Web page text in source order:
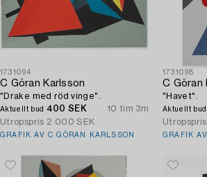
1731094
C Göran Karlsson
"Drake med röd vinge".
Aktuellt bud 400 SEK
10 tim 3m
Utropspris 2 000 SEK
GRAFIK AV C GÖRAN KARLSSON
1731098
C Göran
"Havet".
Aktuellt bud
Utropspris
GRAFIK